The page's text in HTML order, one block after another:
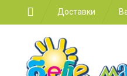
Доставки